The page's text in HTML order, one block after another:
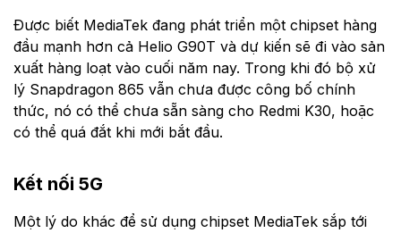
Được biết MediaTek đang phát triển một chipset hàng
đầu mạnh hơn cả Helio G90T và dự kiến ​​sẽ đi vào sản
xuất hàng loạt vào cuối năm nay. Trong khi đó bộ xử
lý Snapdragon 865 vẫn chưa được công bố chính
thức, nó có thể chưa sẵn sàng cho Redmi K30, hoặc
có thể quá đắt khi mới bắt đầu.
Kết nối 5G
Một lý do khác để sử dụng chipset MediaTek sắp tới